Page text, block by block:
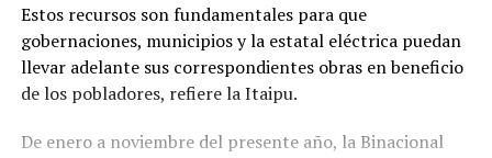
Estos recursos son fundamentales para que
gobernaciones, municipios y la estatal eléctrica puedan
llevar adelante sus correspondientes obras en beneficio
de los pobladores, refiere la Itaipu.
De enero a noviembre del presente año, la Binacional